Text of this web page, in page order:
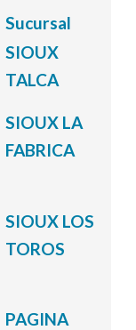
Sucursal
SIOUX
TALCA
SIOUX LA
FABRICA
SIOUX LOS
TOROS
PAGINA